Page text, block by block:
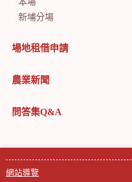
新埔分場
場地租借申請
農業新聞
問答集Q&A
網站導覽